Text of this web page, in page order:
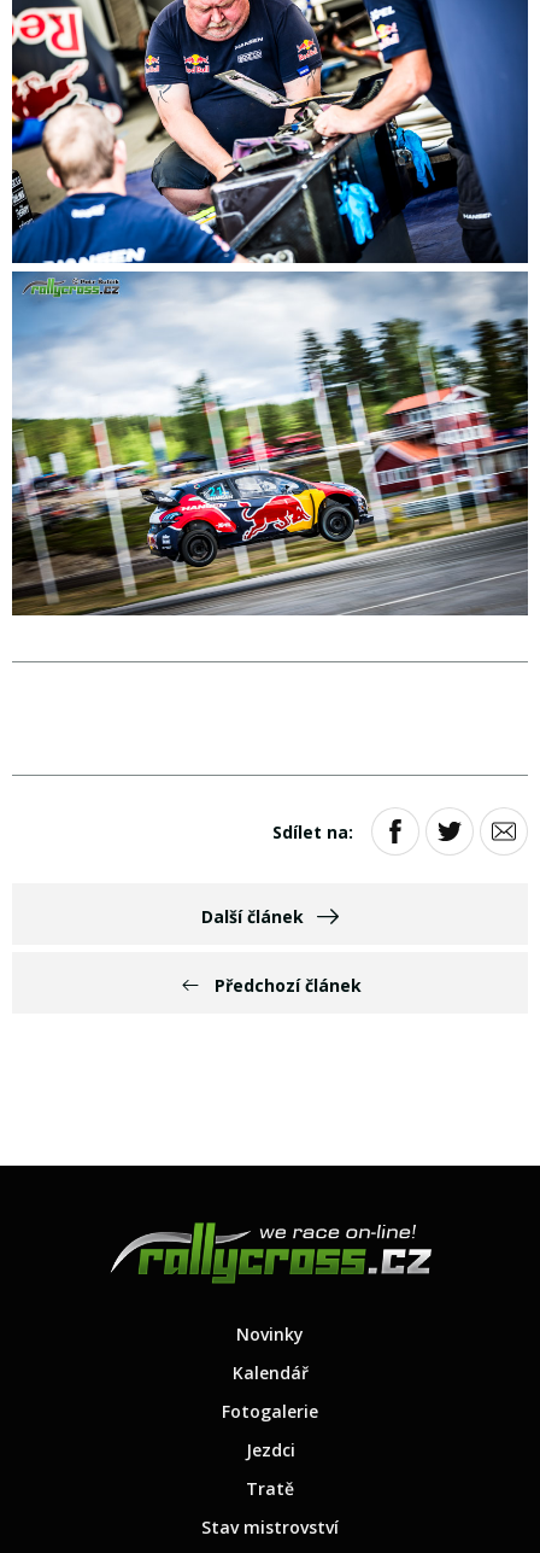
Předchozí článek
Sdílet na:
Další článek
Novinky
Kalendář
Fotogalerie
Jezdci
Tratě
Stav mistrovství